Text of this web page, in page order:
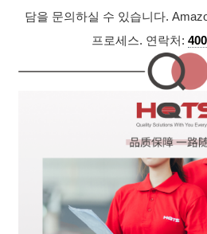
담을 문의하실 수 있습니다.
프로세스. 연락처: